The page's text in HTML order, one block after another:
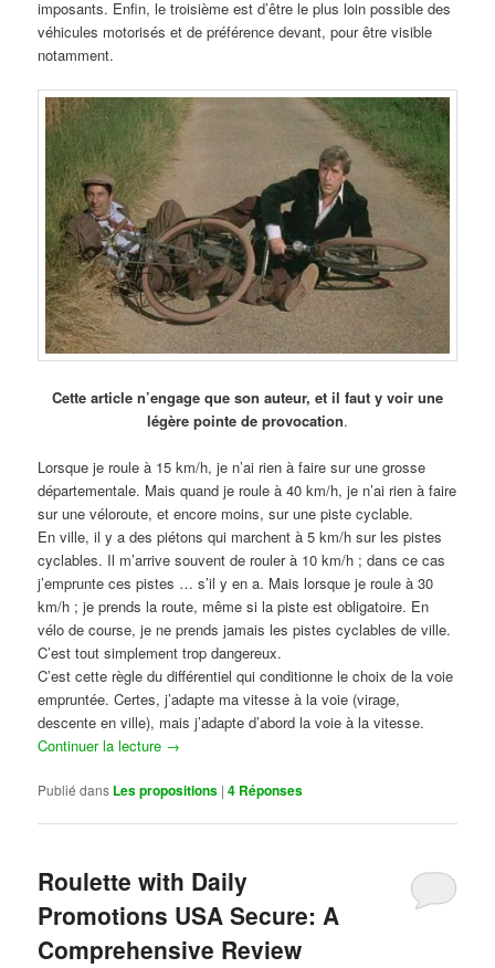
imposants. Enfin, le troisième est d’être le plus loin possible des
véhicules motorisés et de préférence devant, pour être visible
notamment.
Cette article n’engage que son auteur, et il faut y voir une
légère pointe de provocation.
Lorsque je roule à 15 km/h, je n’ai rien à faire sur une grosse
départementale. Mais quand je roule à 40 km/h, je n’ai rien à faire
sur une véloroute, et encore moins, sur une piste cyclable.
En ville, il y a des piétons qui marchent à 5 km/h sur les pistes
cyclables. Il m’arrive souvent de rouler à 10 km/h ; dans ce cas
j’emprunte ces pistes … s’il y en a. Mais lorsque je roule à 30
km/h ; je prends la route, même si la piste est obligatoire. En
vélo de course, je ne prends jamais les pistes cyclables de ville.
C’est tout simplement trop dangereux.
C’est cette règle du différentiel qui conditionne le choix de la voie
empruntée. Certes, j’adapte ma vitesse à la voie (virage,
descente en ville), mais j’adapte d’abord la voie à la vitesse.
Continuer la lecture →
Publié dans Les propositions |4 Réponses
Roulette with Daily
Promotions USA Secure: A
Comprehensive Review